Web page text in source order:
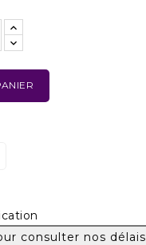
consulter nos délais